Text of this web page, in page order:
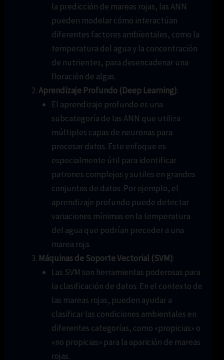
la predicción de mareas rojas, las ANN
pueden modelar cómo interactúan
diferentes factores ambientales, como la
temperatura del agua y la concentración
de nutrientes, para desencadenar una
floración de algas.
Aprendizaje Profundo (Deep Learning):
El aprendizaje profundo es una
subcategoría de las ANN que utiliza
múltiples capas de neuronas para
procesar datos. Este enfoque es
especialmente útil para identificar
patrones complejos y sutiles en grandes
conjuntos de datos. Por ejemplo, el
aprendizaje profundo puede detectar
variaciones mínimas en la temperatura
del agua que podrían preceder a una
marea roja.
Máquinas de Soporte Vectorial (SVM):
Las SVM son herramientas poderosas para
la clasificación de datos. En el contexto de
las mareas rojas, pueden ayudar a
clasificar las condiciones ambientales en
diferentes categorías, como «propicias» o
«no propicias» para la aparición de mareas
rojas.